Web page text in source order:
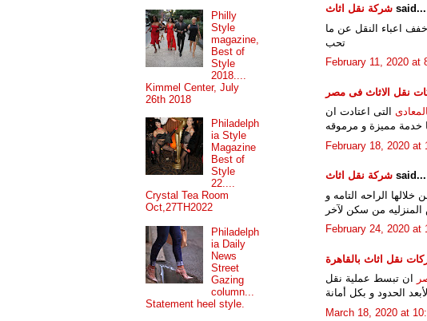
شركة نقل اثاث said...
اعباء النقل عن ما
تحب
February 11, 2020 at
نقل الاثاث فى مصر
التى اعتادت ان
خدمة مميزة و مرموقه
February 18, 2020 at
شركة نقل اثاث said...
خلالها الراحه التامه و
المنزليه من سكن لآخر
February 24, 2020 at
نقل اثاث بالقاهرة
ان تبسط عملية نقل
الحدود و بكل أمانة
March 18, 2020 at
Philly
Style
magazine,
Best of
Style
2018....
Kimmel Center, July
26th 2018
Philadelph
ia Style
Magazine
Best of
Style
22....
Crystal Tea Room
Oct,27TH2022
Philadelph
ia Daily
News
Street
Gazing
column...
Statement heel style.